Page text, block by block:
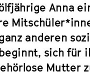
Anna
anderen
sich für
Mutter